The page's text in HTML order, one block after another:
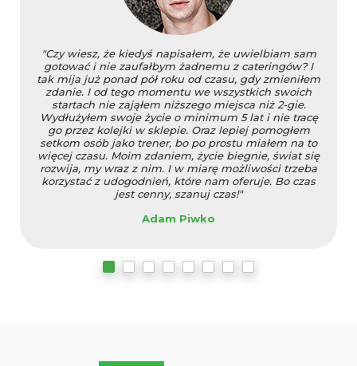
"Czy wiesz, że kiedyś napisałem, że uwielbiam sam
gotować i nie zaufałbym żadnemu z cateringów? I
tak mija już ponad pół roku od czasu, gdy zmieniłem
zdanie. I od tego momentu we wszystkich swoich
startach nie zająłem niższego miejsca niż 2-gie.
Wydłużyłem swoje życie o minimum 5 lat i nie tracę
go przez kolejki w sklepie. Oraz lepiej pomogłem
setkom osób jako trener, bo po prostu miałem na to
więcej czasu. Moim zdaniem, życie biegnie, świat się
rozwija, my wraz z nim. I w miarę możliwości trzeba
korzystać z udogodnień, które nam oferuje. Bo czas
jest cenny, szanuj czas!"
Adam Piwko